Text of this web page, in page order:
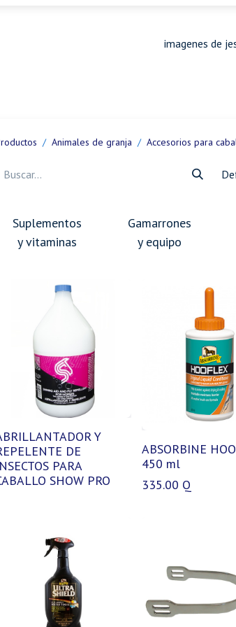
Animales de granja Accesorios para
Suplementos
y vitaminas
Gamarrones
y equipo
Y
DE
PARA
SHOW PRO
ABSORBINE
450 ml
335.00 Q